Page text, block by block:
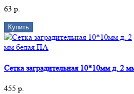
63 р.
Купить
Сетка заградительная 10*10мм д. 2
455 р.